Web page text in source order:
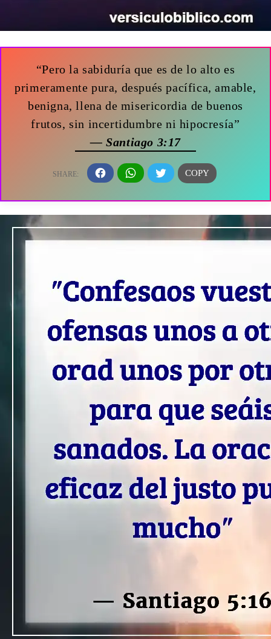
“Pero la sabiduría que es de lo alto es
primeramente pura, después pacífica, amable,
benigna, llena de misericordia de buenos
frutos, sin incertidumbre ni hipocresía”
— Santiago 3:17